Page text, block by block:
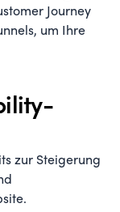
Journey
um Ihre
zur Steigerung